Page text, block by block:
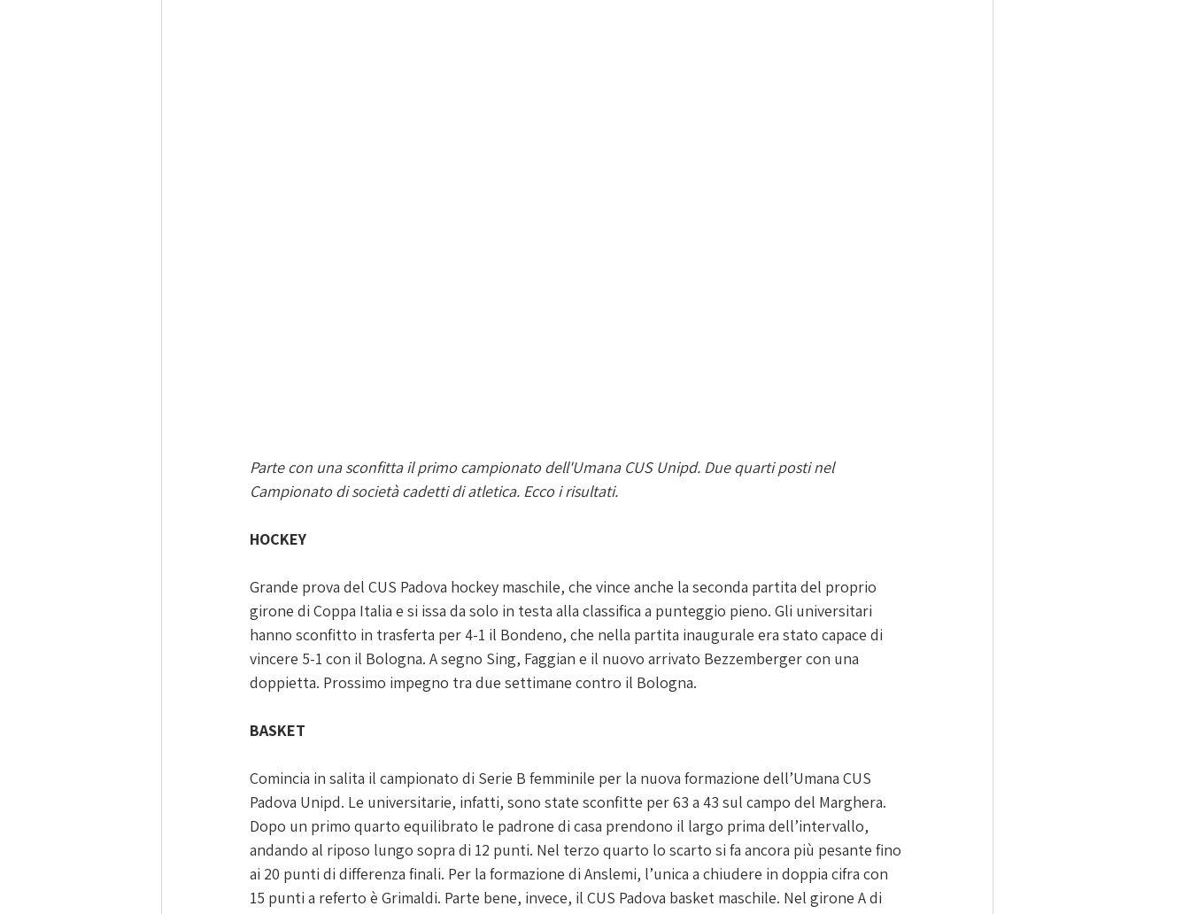
Parte con una sconfitta il primo campionato dell'Umana CUS Unipd. Due quarti posti nel
Campionato di società cadetti di atletica. Ecco i risultati.
HOCKEY
Grande prova del CUS Padova hockey maschile, che vince anche la seconda partita del proprio
girone di Coppa Italia e si issa da solo in testa alla classifica a punteggio pieno. Gli universitari
hanno sconfitto in trasferta per 4-1 il Bondeno, che nella partita inaugurale era stato capace di
vincere 5-1 con il Bologna. A segno Sing, Faggian e il nuovo arrivato Bezzemberger con una
doppietta. Prossimo impegno tra due settimane contro il Bologna.
BASKET
Comincia in salita il campionato di Serie B femminile per la nuova formazione dell’Umana CUS
Padova Unipd. Le universitarie, infatti, sono state sconfitte per 63 a 43 sul campo del Marghera.
Dopo un primo quarto equilibrato le padrone di casa prendono il largo prima dell’intervallo,
andando al riposo lungo sopra di 12 punti. Nel terzo quarto lo scarto si fa ancora più pesante fino
ai 20 punti di differenza finali. Per la formazione di Anslemi, l’unica a chiudere in doppia cifra con
15 punti a referto è Grimaldi. Parte bene, invece, il CUS Padova basket maschile. Nel girone A di